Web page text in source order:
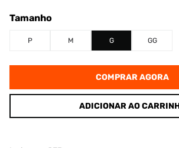
Tamanho
P M G GG
COMPRAR AGORA
ADICIONAR AO